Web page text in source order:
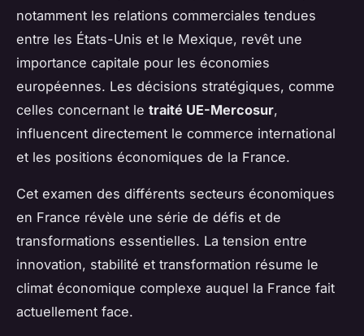
notamment les relations commerciales tendues
entre les États-Unis et le Mexique, revêt une
importance capitale pour les économies
européennes. Les décisions stratégiques, comme
celles concernant le traité UE-Mercosur,
influencent directement le commerce international
et les positions économiques de la France.
Cet examen des différents secteurs économiques
en France révèle une série de défis et de
transformations essentielles. La tension entre
innovation, stabilité et transformation résume le
climat économique complexe auquel la France fait
actuellement face.